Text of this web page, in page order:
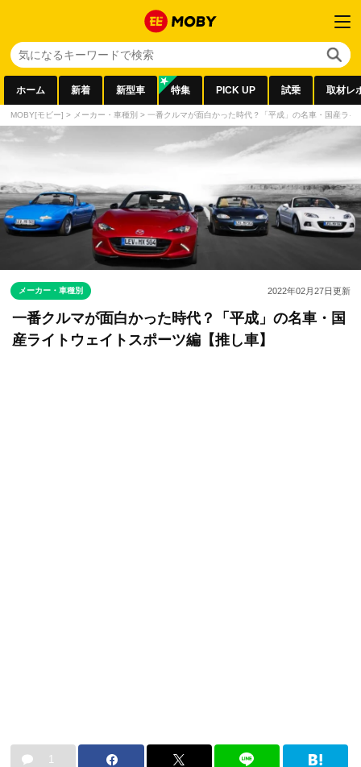
ホーム 新着 新型車 特集 PICK UP 試乗 取材レ
MOBY[モビー] > メーカー・車種別 > 一番クルマが面白かった時代？「平成」の名車・国産ライ
メーカー・車種別 2022年02月27日更新
一番クルマが面白かった時代？「平成」の名車・国
産ライトウェイトスポーツ編【推し車】
1